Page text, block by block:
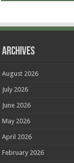
Archives
August 2026
July 2026
June 2026
May 2026
April 2026
February 2026